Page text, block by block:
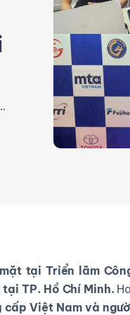
tại Triển lãm
TP. Hồ Chí Minh.
cấp Việt Nam và